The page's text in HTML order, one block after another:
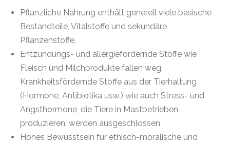
Pflanzliche Nahrung enthält generell viele basische
Bestandteile, Vitalstoffe und sekundäre
Pflanzenstoffe.
Entzündungs- und allergiefördernde Stoffe wie
Fleisch und Milchprodukte fallen weg.
Krankheitsfördernde Stoffe aus der Tierhaltung
(Hormone, Antibiotika usw.) wie auch Stress- und
Angsthormone, die Tiere in Mastbetrieben
produzieren, werden ausgeschlossen.
Hohes Bewusstsein für ethisch-moralische und